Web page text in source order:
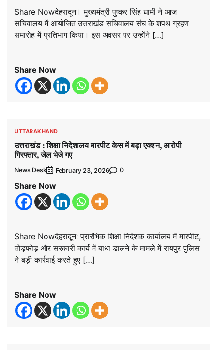
Share Nowदेहरादून। मुख्यमंत्री पुष्कर सिंह धामी ने आज
सचिवालय में आयोजित उत्तराखंड सचिवालय संघ के शपथ ग्रहण
समारोह में प्रतिभाग किया। इस अवसर पर उन्होंने […]
Share Now
UTTARAKHAND
उत्तराखंड : शिक्षा निदेशालय मारपीट केस में बड़ा एक्शन, आरोपी
गिरफ्तार, जेल भेजे गए
News Desk February 23, 2026 0
Share Now
Share Nowदेहरादून: प्रारंभिक शिक्षा निदेशक कार्यालय में मारपीट,
तोड़फोड़ और सरकारी कार्य में बाधा डालने के मामले में रायपुर पुलिस
ने बड़ी कार्रवाई करते हुए […]
Share Now